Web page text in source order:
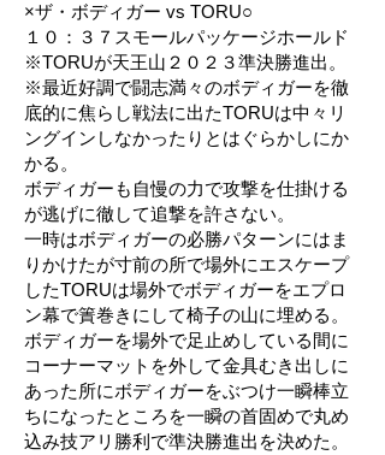
×ザ・ボディガー vs TORU○
１０：３７スモールパッケージホールド
※TORUが天王山２０２３準決勝進出。
※最近好調で闘志満々のボディガーを徹
底的に焦らし戦法に出たTORUは中々リ
ングインしなかったりとはぐらかしにか
かる。
ボディガーも自慢の力で攻撃を仕掛ける
が逃げに徹して追撃を許さない。
一時はボディガーの必勝パターンにはま
りかけたが寸前の所で場外にエスケープ
したTORUは場外でボディガーをエプロ
ン幕で簀巻きにして椅子の山に埋める。
ボディガーを場外で足止めしている間に
コーナーマットを外して金具むき出しに
あった所にボディガーをぶつけ一瞬棒立
ちになったところを一瞬の首固めで丸め
込み技アリ勝利で準決勝進出を決めた。